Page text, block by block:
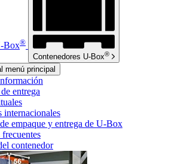
Box®
Contenedores U-Box®
menú principal
entrega
internacionales
empaque y entrega de U-Box
frecuentes
contenedor